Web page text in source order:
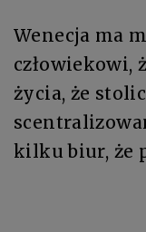
Wenecja ma
człowiekowi,
życia, że
kilku biur, że